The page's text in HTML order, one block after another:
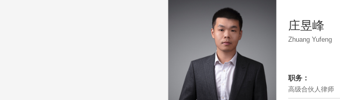
庄昱峰
Zhuang Yufeng
职务：
高级合伙人律师